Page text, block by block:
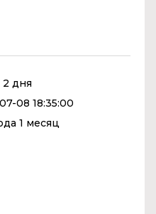
2 дня
08 18:35:00
1 месяц